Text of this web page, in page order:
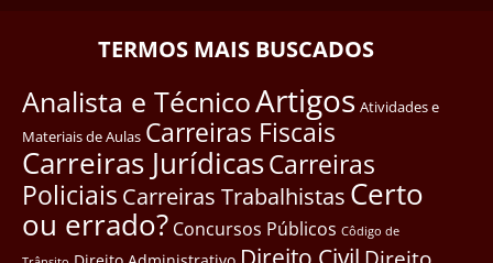
TERMOS MAIS BUSCADOS
Analista e TécnicoArtigos Atividades e
Materiais de Aulas Carreiras Fiscais
Carreiras JurídicasCarreiras
Policiais Carreiras Trabalhistas Certo
ou errado? Concursos Públicos Côdigo de